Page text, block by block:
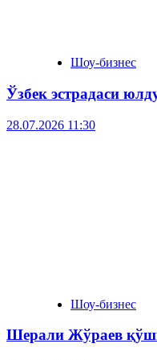
Шоу-бизнес
Ўзбек эстрадаси
28.07.2026 11:30
Шоу-бизнес
Шерали Жўраев